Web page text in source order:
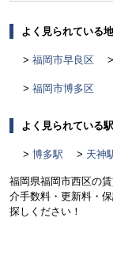
よく見られている
福岡市早良区
福岡市博多区
よく見られている駅
博多駅 天神
福岡県福岡市西区の
介手数料・更新料・
探しください！